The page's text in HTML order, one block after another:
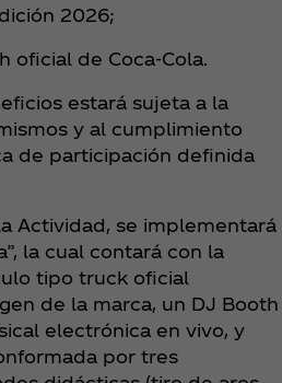
2026;
oficial de Coca‑Cola.
estará sujeta a la
y al cumplimiento
de participación definida
Actividad, se implementará
la cual contará con la
tipo truck oficial
de la marca, un DJ Booth
electrónica en vivo, y
por tres